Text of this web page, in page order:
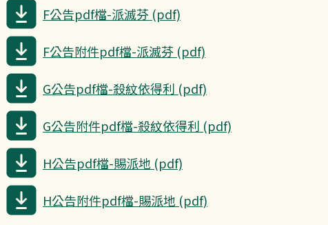
F公告pdf檔-派滅芬 (pdf)
F公告附件pdf檔-派滅芬 (pdf)
G公告pdf檔-殺紋依得利 (pdf)
G公告附件pdf檔-殺紋依得利 (pdf)
H公告pdf檔-賜派地 (pdf)
H公告附件pdf檔-賜派地 (pdf)